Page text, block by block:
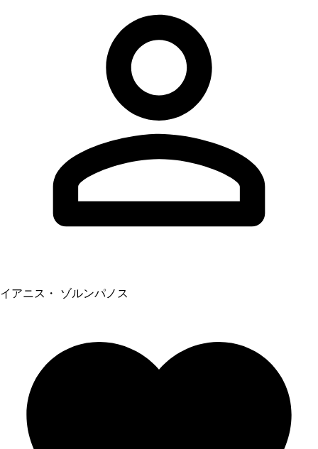
イアニス・ ゾルンパノス